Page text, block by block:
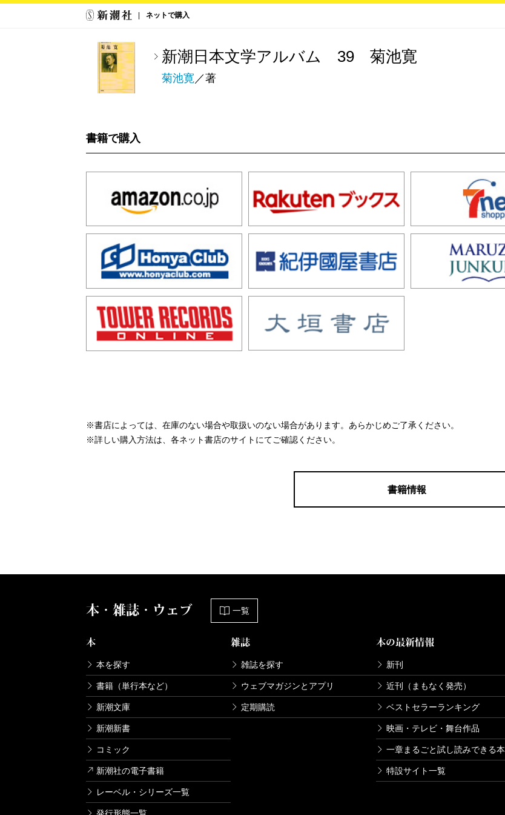
ネットで購入
新潮日本文学アルバム 39 菊池寛
菊池寛／著
書籍で購入
※書店によっては、在庫のない場合や取扱いのない場合があります。あらかじめご了承ください。
※詳しい購入方法は、各ネット書店のサイトにてご確認ください。
書籍情報
本・雑誌・ウェブ 一覧
本
本を探す
書籍（単行本など）
新潮文庫
新潮新書
コミック
新潮社の電子書籍
レーベル・シリーズ一覧
雑誌
雑誌を探す
ウェブマガジンとアプリ
定期購読
本の最新情報
新刊
近刊（まもなく発売）
ベストセラーランキング
映画・テレビ・舞台作品
一章まるごと試し読みできる本
特設サイト一覧